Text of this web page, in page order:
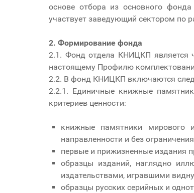
основе отбора из основного
участвует заведующий сектором по
2. Формирование фонда
2.1. Фонд отдела КНИЦКП является
настоящему Профилю
2.2. В фонд КНИЦКП включаются
2.2.1. Единичные книжные
критериев ценности:
книжные памятники мирового
направленности и без
первые и прижизненные издания
образцы изданий, наглядно
издательствами, игравшими
образцы русских серийных и